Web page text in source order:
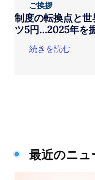
ご挨拶
制度の転換点と
ツ5円…2025年を
続きを読む
最近のニュ